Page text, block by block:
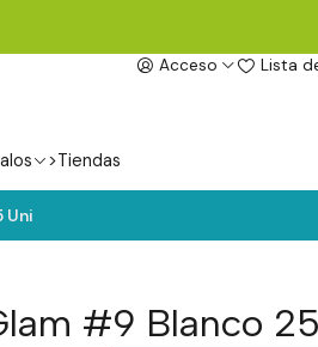
Acceso Lista
>Tiendas
Uni
#9 Blanco